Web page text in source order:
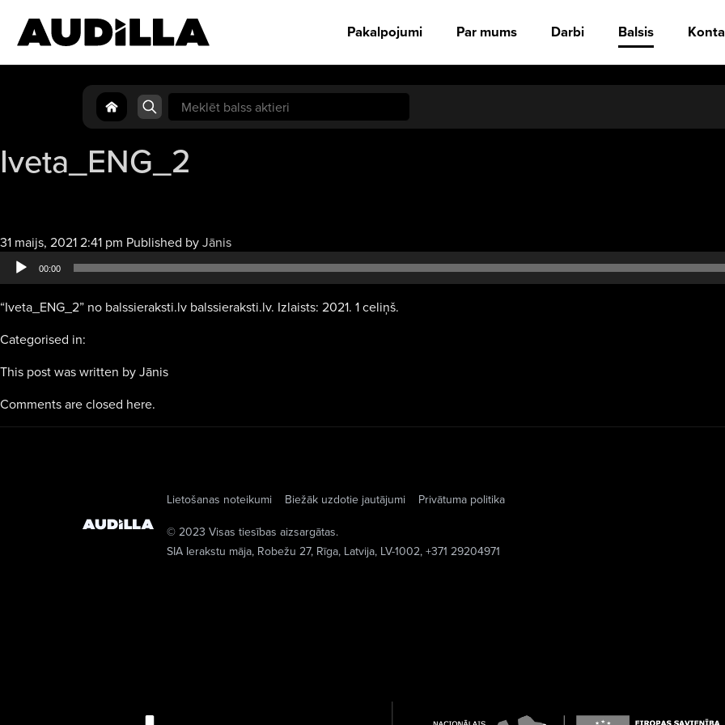
Pakalpojumi Par mums Darbi Balsis
Search
for:
Iveta_ENG_2
31 maijs, 2021 2:41 pm Published byJānisAudio
atskaņotājs
00:00
“Iveta_ENG_2” no balssieraksti.lv balssieraksti.lv. Izlaists: 2021. 1 celiņš.
Categorised in:
This post was written by Jānis
Comments are closed here.
Lietošanas noteikumi Biežāk uzdotie jautājumi
Privātuma politika
© 2023 Visas tiesības aizsargātas.
SIA Ierakstu māja, Robežu 27, Rīga, Latvija, LV-1002, +371 29204971